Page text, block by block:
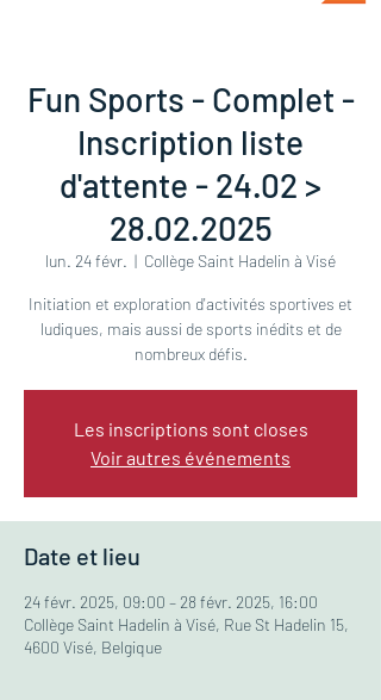
Fun Sports - Complet -
Inscription liste
d'attente - 24.02 >
28.02.2025
lun. 24 févr.
  |
Collège Saint Hadelin à Visé
Initiation et exploration d'activités sportives et
ludiques, mais aussi de sports inédits et de
nombreux défis.
Les inscriptions sont closes
Voir autres événements
Date et lieu
24 févr. 2025, 09:00 – 28 févr. 2025, 16:00
Collège Saint Hadelin à Visé, Rue St Hadelin 15,
4600 Visé, Belgique